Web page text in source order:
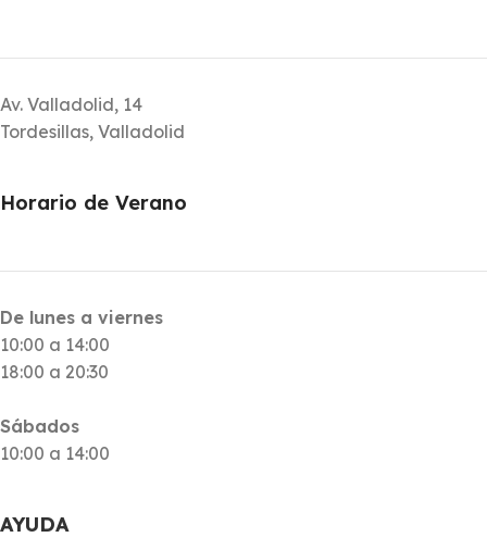
Av. Valladolid, 14
Tordesillas, Valladolid
Horario de Verano
De lunes a viernes
10:00 a 14:00
18:00 a 20:30
Sábados
10:00 a 14:00
AYUDA